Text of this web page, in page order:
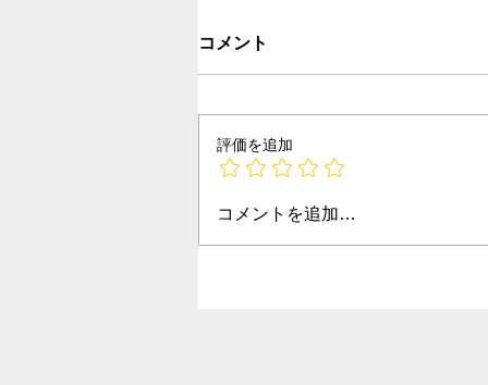
2026年 夏季休業期間のお知
らせ
コメント
評価を追加
コメントを追加…